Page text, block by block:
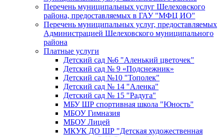
Перечень муниципальных услуг Шелеховского
района, предоставляемых в ГАУ "МФЦ ИО"
Перечень муниципальных услуг, предоставляемых
Администрацией Шелеховского муниципального
района
Платные услуги
Детский сад №6 "Аленький цветочек"
Детский сад № 9 «Подснежник»
Детский сад №10 "Тополек"
Детский сад № 14 "Аленка"
Детский сад № 15 "Радуга"
МБУ ШР спортивная школа "Юность"
МБОУ Гимназия
МБОУ Лицей
МКУК ДО ШР "Детская художественная